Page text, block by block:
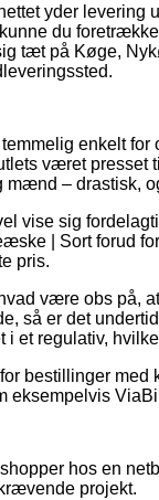
yder
du
tæt på Køge,
enkelt
været presset
mænd – drastisk,
vise sig
| Sort forud
pris.
være obs på,
så er det
i et regulativ,
bestillinger med
eksempelvis
hos en
projekt.